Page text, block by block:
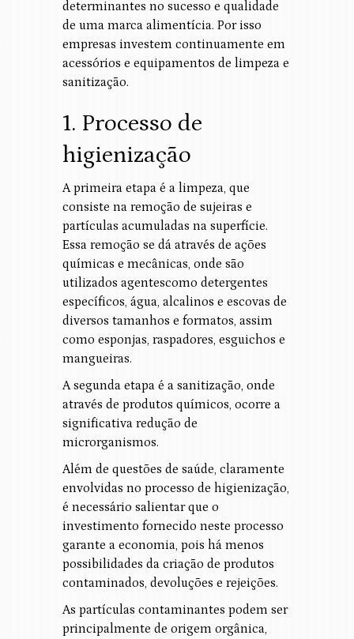
determinantes no sucesso e qualidade
de uma marca alimentícia. Por isso
empresas investem continuamente em
acessórios e equipamentos de limpeza e
sanitização.
1. Processo de
higienização
A primeira etapa é a limpeza, que
consiste na remoção de sujeiras e
partículas acumuladas na superfície.
Essa remoção se dá através de ações
químicas e mecânicas, onde são
utilizados agentescomo detergentes
específicos, água, alcalinos e escovas de
diversos tamanhos e formatos, assim
como esponjas, raspadores, esguichos e
mangueiras.
A segunda etapa é a sanitização, onde
através de produtos químicos, ocorre a
significativa redução de
microrganismos.
Além de questões de saúde, claramente
envolvidas no processo de higienização,
é necessário salientar que o
investimento fornecido neste processo
garante a economia, pois há menos
possibilidades da criação de produtos
contaminados, devoluções e rejeições.
As partículas contaminantes podem ser
principalmente de origem orgânica,